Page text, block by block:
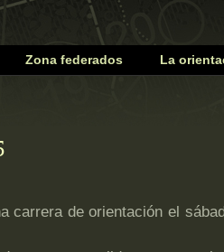
Zona federados La
carrera de orientación el